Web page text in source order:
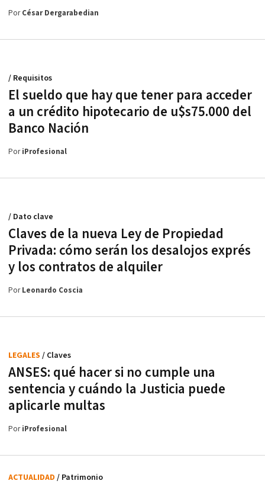
PorCésar Dergarabedian
El sueldo que hay que tener para acceder
a un crédito hipotecario de u$s75.000 del
Banco Nación
/ Requisitos
PoriProfesional
Claves de la nueva Ley de Propiedad
Privada: cómo serán los desalojos exprés
y los contratos de alquiler
/ Dato clave
PorLeonardo Coscia
ANSES: qué hacer si no cumple una
sentencia y cuándo la Justicia puede
aplicarle multas
LEGALES / Claves
PoriProfesional
ACTUALIDAD / Patrimonio